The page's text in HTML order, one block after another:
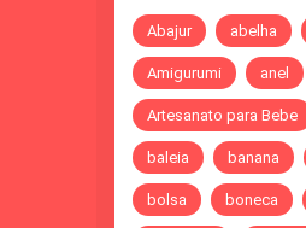
Abajur abelha
Amigurumi anel
Artesanato para Bebe
baleia banana
bolsa boneca